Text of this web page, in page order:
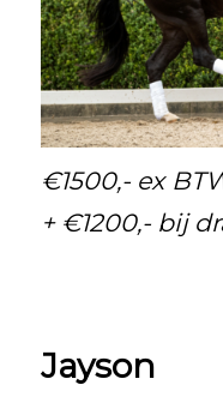
€1500,- ex
+ €1200,-
Jayson